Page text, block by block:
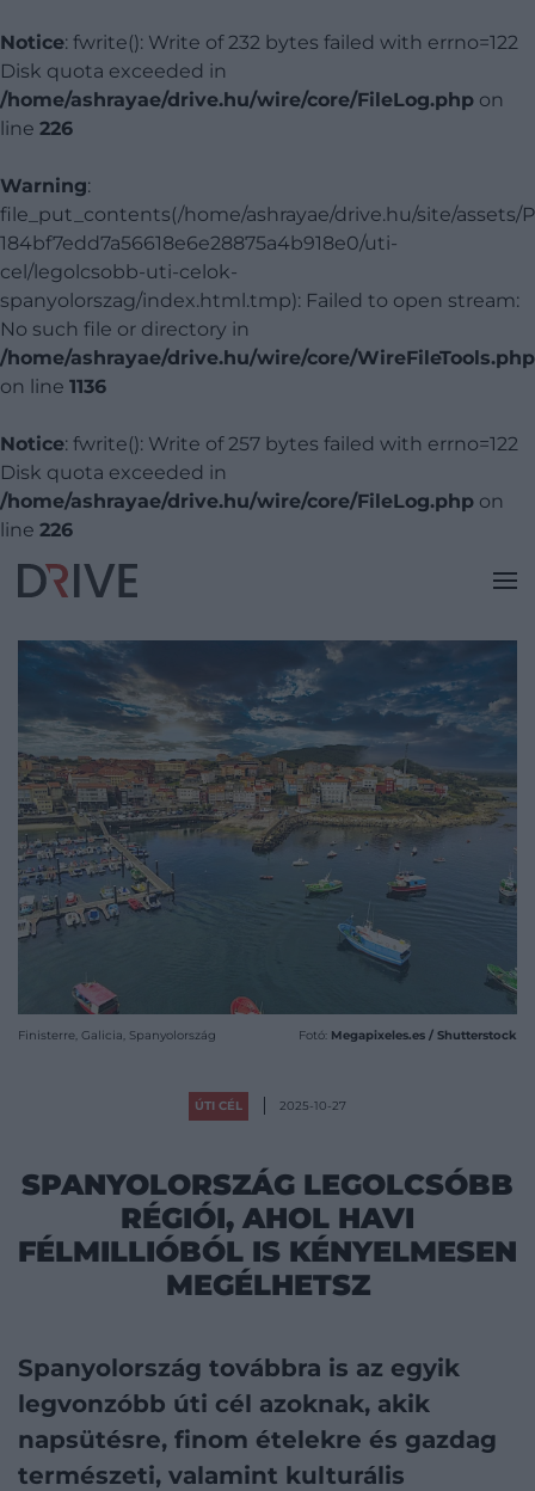
Notice: fwrite(): Write of 232 bytes failed with errno=122
Disk quota exceeded in
/home/ashrayae/drive.hu/wire/core/FileLog.php on
line 226
Warning:
file_put_contents(/home/ashrayae/drive.hu/site/assets/
184bf7edd7a56618e6e28875a4b918e0/uti-
cel/legolcsobb-uti-celok-
spanyolorszag/index.html.tmp): Failed to open stream:
No such file or directory in
/home/ashrayae/drive.hu/wire/core/WireFileTools.php
on line 1136
Notice: fwrite(): Write of 257 bytes failed with errno=122
Disk quota exceeded in
/home/ashrayae/drive.hu/wire/core/FileLog.php on
line 226
Finisterre, Galicia, Spanyolország Fotó: Megapixeles.es / Shutterstock
ÚTI CÉL 2025-10-27
SPANYOLORSZÁG LEGOLCSÓBB
RÉGIÓI, AHOL HAVI
FÉLMILLIÓBÓL IS KÉNYELMESEN
MEGÉLHETSZ
Spanyolország továbbra is az egyik
legvonzóbb úti cél azoknak, akik
napsütésre, finom ételekre és gazdag
természeti, valamint kulturális